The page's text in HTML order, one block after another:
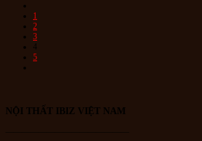
1
2
3
4
5
NỘI THẤT IBIZ VIỆT NAM